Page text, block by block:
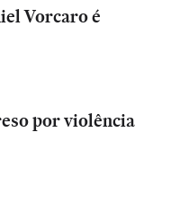
Vorcaro é
por violência